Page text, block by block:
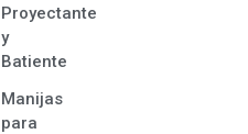
Proyectante
y
Batiente
Manijas
para